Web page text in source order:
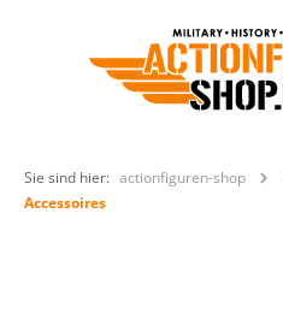
Sie sind hier: actionfiguren-shop
Accessoires